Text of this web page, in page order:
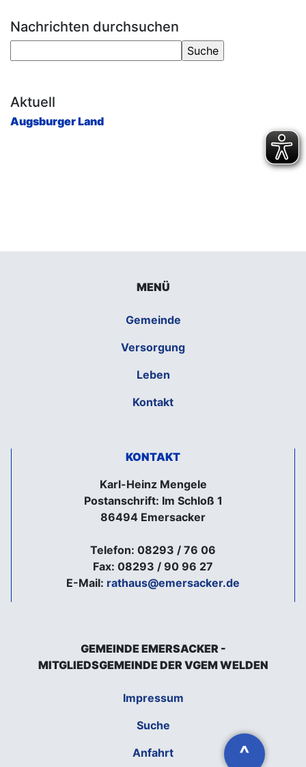
Nachrichten durchsuchen
Aktuell
Augsburger Land
^
MENÜ
Gemeinde
Versorgung
Leben
Kontakt
KONTAKT
Karl-Heinz Mengele
Postanschrift: Im Schloß 1
86494 Emersacker
Telefon: 08293 / 76 06
Fax: 08293 / 90 96 27
E-Mail: rathaus@emersacker.de
GEMEINDE EMERSACKER -
MITGLIEDSGEMEINDE DER VGEM WELDEN
Impressum
Suche
Anfahrt